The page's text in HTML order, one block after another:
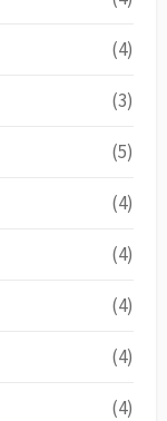
(4)
(3)
(5)
(4)
(4)
(4)
(4)
(4)